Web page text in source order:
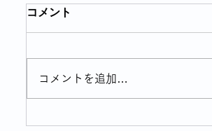
コメント
コメントを追加…